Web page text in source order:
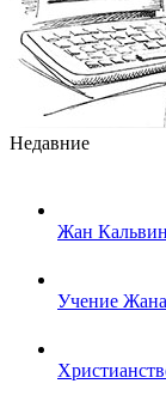
Недавние
Жан
Учение